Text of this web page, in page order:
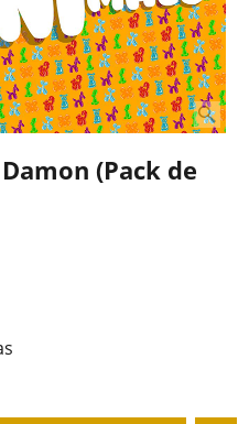
(Pack de